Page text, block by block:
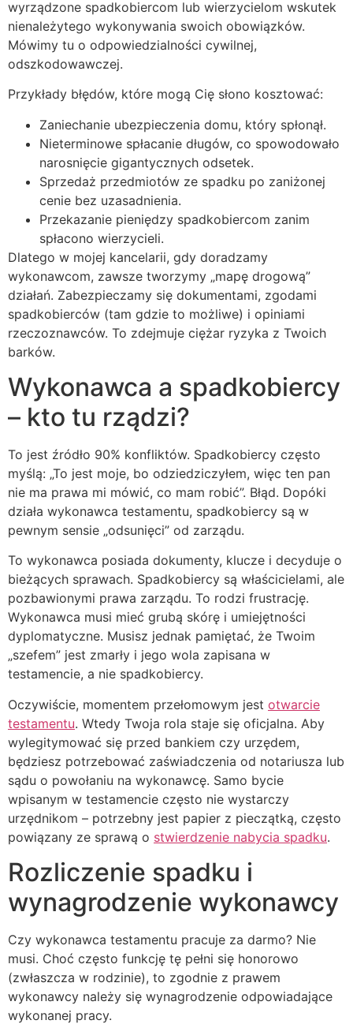
wyrządzone spadkobiercom lub wierzycielom wskutek
nienależytego wykonywania swoich obowiązków.
Mówimy tu o odpowiedzialności cywilnej,
odszkodowawczej.
Przykłady błędów, które mogą Cię słono kosztować:
Zaniechanie ubezpieczenia domu, który spłonął.
Nieterminowe spłacanie długów, co spowodowało
narosnięcie gigantycznych odsetek.
Sprzedaż przedmiotów ze spadku po zaniżonej
cenie bez uzasadnienia.
Przekazanie pieniędzy spadkobiercom zanim
spłacono wierzycieli.
Dlatego w mojej kancelarii, gdy doradzamy
wykonawcom, zawsze tworzymy „mapę drogową”
działań. Zabezpieczamy się dokumentami, zgodami
spadkobierców (tam gdzie to możliwe) i opiniami
rzeczoznawców. To zdejmuje ciężar ryzyka z Twoich
barków.
Wykonawca a spadkobiercy
– kto tu rządzi?
To jest źródło 90% konfliktów. Spadkobiercy często
myślą: „To jest moje, bo odziedziczyłem, więc ten pan
nie ma prawa mi mówić, co mam robić”. Błąd. Dopóki
działa wykonawca testamentu, spadkobiercy są w
pewnym sensie „odsunięci” od zarządu.
To wykonawca posiada dokumenty, klucze i decyduje o
bieżących sprawach. Spadkobiercy są właścicielami, ale
pozbawionymi prawa zarządu. To rodzi frustrację.
Wykonawca musi mieć grubą skórę i umiejętności
dyplomatyczne. Musisz jednak pamiętać, że Twoim
„szefem” jest zmarły i jego wola zapisana w
testamencie, a nie spadkobiercy.
Oczywiście, momentem przełomowym jest otwarcie
testamentu. Wtedy Twoja rola staje się oficjalna. Aby
wylegitymować się przed bankiem czy urzędem,
będziesz potrzebować zaświadczenia od notariusza lub
sądu o powołaniu na wykonawcę. Samo bycie
wpisanym w testamencie często nie wystarczy
urzędnikom – potrzebny jest papier z pieczątką, często
powiązany ze sprawą o stwierdzenie nabycia spadku.
Rozliczenie spadku i
wynagrodzenie wykonawcy
Czy wykonawca testamentu pracuje za darmo? Nie
musi. Choć często funkcję tę pełni się honorowo
(zwłaszcza w rodzinie), to zgodnie z prawem
wykonawcy należy się wynagrodzenie odpowiadające
wykonanej pracy.